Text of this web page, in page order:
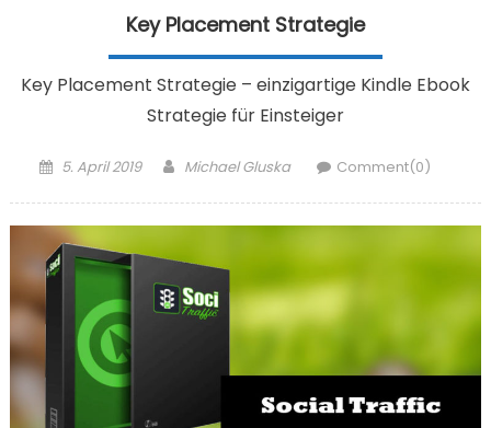
Key Placement Strategie
Key Placement Strategie – einzigartige Kindle Ebook
Strategie für Einsteiger
Posted on
5. April 2019 Author
Michael Gluska Comment(0)